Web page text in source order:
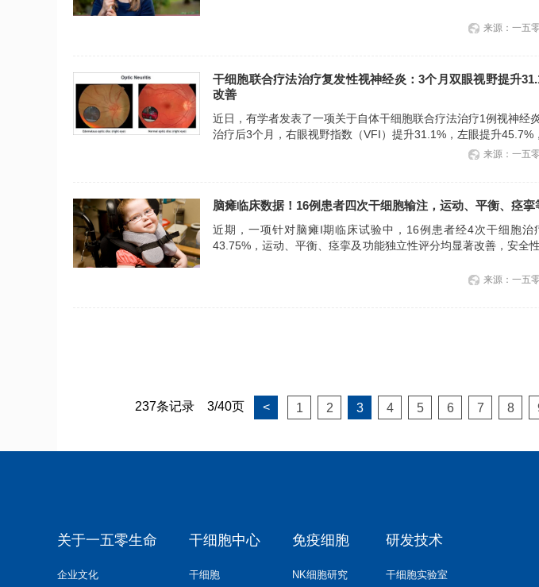
来源：一五
干细胞联合疗法治疗复发性视神经炎：3个月双眼视野提升
改善
近日，有学者发表了一项关于自体干细胞联合疗法治疗1例视神经
治疗后3个月，右眼视野指数（VFI）提升31.1%，左眼提升45.7%
来源：一五
脑瘫临床数据！16例患者四次干细胞输注，运动、平衡、痉挛
近期，一项针对脑瘫I期临床试验中，16例患者经4次干细胞治
43.75%，运动、平衡、痉挛及功能独立性评分均显著改善，安全
来源：一五
237条记录 3/40页 < 1 2 3 4 5 6 7 8
关于一五零生命
企业文化
干细胞中心
干细胞
免疫细胞
NK细胞研究
研发技术
干细胞实验室